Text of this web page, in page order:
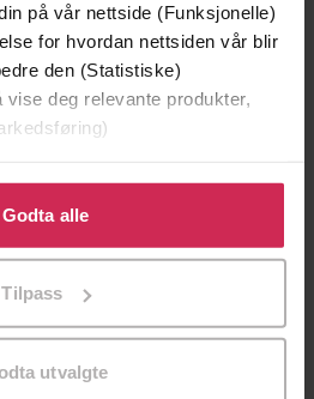
på vår nettside (Funksjonelle)
for hvordan nettsiden vår blir
den (Statistiske)
deg relevante produkter,
å gi oss ditt samtykke til å
formålene. Du kan også
spesifikke formål ved å klikke
Godta alle
Tilpass
utvalgte
349,-
EBOK
R Crime